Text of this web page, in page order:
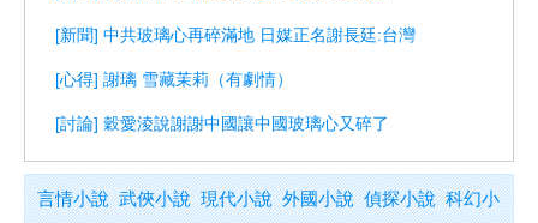
[新聞] 中共玻璃心再碎滿地 日媒正名謝長廷:台灣
[心得] 謝璃 雪藏茉莉（有劇情）
[討論] 穀愛淩說謝謝中國讓中國玻璃心又碎了
言情小說 武俠小說 現代小說 外國小說 偵探小說 科幻小